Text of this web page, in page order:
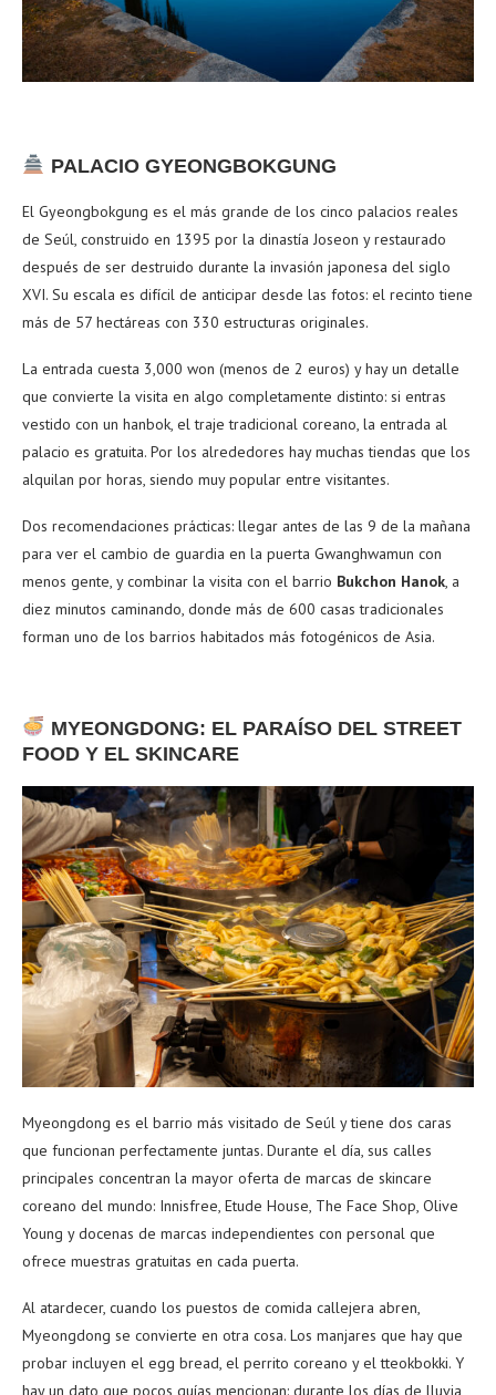
PALACIO GYEONGBOKGUNG
El Gyeongbokgung es el más grande de los cinco palacios reales
de Seúl, construido en 1395 por la dinastía Joseon y restaurado
después de ser destruido durante la invasión japonesa del siglo
XVI. Su escala es difícil de anticipar desde las fotos: el recinto tiene
más de 57 hectáreas con 330 estructuras originales.
La entrada cuesta 3,000 won (menos de 2 euros) y hay un detalle
que convierte la visita en algo completamente distinto: si entras
vestido con un hanbok, el traje tradicional coreano, la entrada al
palacio es gratuita. Por los alrededores hay muchas tiendas que los
alquilan por horas, siendo muy popular entre visitantes.
Dos recomendaciones prácticas: llegar antes de las 9 de la mañana
para ver el cambio de guardia en la puerta Gwanghwamun con
menos gente, y combinar la visita con el barrio Bukchon Hanok, a
diez minutos caminando, donde más de 600 casas tradicionales
forman uno de los barrios habitados más fotogénicos de Asia.
MYEONGDONG: EL PARAÍSO DEL STREET
FOOD Y EL SKINCARE
Myeongdong es el barrio más visitado de Seúl y tiene dos caras
que funcionan perfectamente juntas. Durante el día, sus calles
principales concentran la mayor oferta de marcas de skincare
coreano del mundo: Innisfree, Etude House, The Face Shop, Olive
Young y docenas de marcas independientes con personal que
ofrece muestras gratuitas en cada puerta.
Al atardecer, cuando los puestos de comida callejera abren,
Myeongdong se convierte en otra cosa. Los manjares que hay que
probar incluyen el egg bread, el perrito coreano y el tteokbokki. Y
hay un dato que pocos guías mencionan: durante los días de lluvia,